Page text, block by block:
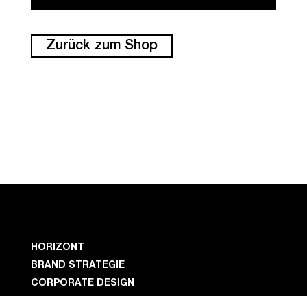
Zurück zum Shop
HORIZONT
BRAND STRATEGIE
CORPORATE DESIGN